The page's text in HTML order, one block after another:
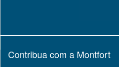
Contribua com a Montfort